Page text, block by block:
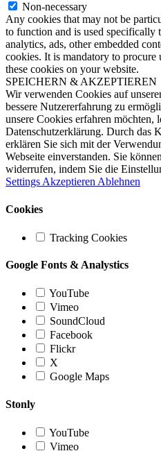
Non-necessary
Any cookies that may not be
to function and is used specifically
analytics, ads, other embedded
cookies. It is mandatory to procure
these cookies on your website.
SPEICHERN & AKZEPTIEREN
Wir verwenden Cookies auf
bessere Nutzererfahrung zu
unsere Cookies erfahren möchten,
Datenschutzerklärung. Durch das
erklären Sie sich mit der
Webseite einverstanden. Sie
widerrufen, indem Sie die
Settings Akzeptieren Ablehnen
Cookies
Tracking Cookies
Google Fonts & Analystics
YouTube
Vimeo
SoundCloud
Facebook
Flickr
X
Google Maps
Stonly
YouTube
Vimeo